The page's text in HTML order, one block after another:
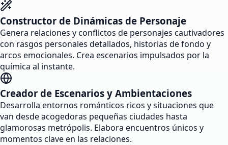
Constructor de Dinámicas de Personaje
Genera relaciones y conflictos de personajes cautivadores
con rasgos personales detallados, historias de fondo y
arcos emocionales. Crea escenarios impulsados por la
química al instante.
Creador de Escenarios y Ambientaciones
Desarrolla entornos románticos ricos y situaciones que
van desde acogedoras pequeñas ciudades hasta
glamorosas metrópolis. Elabora encuentros únicos y
momentos clave en las relaciones.